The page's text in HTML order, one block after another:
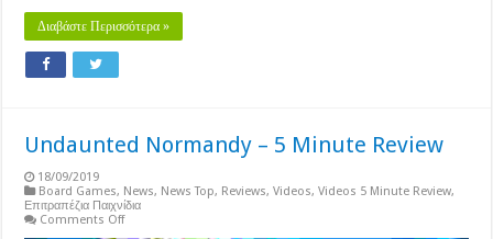
Διαβάστε Περισσότερα »
Undaunted Normandy – 5 Minute Review
18/09/2019
Board Games, News, News Top, Reviews,Videos,Videos 5 Minute Review,
Επιτραπέζια Παιχνίδια
Comments Offon